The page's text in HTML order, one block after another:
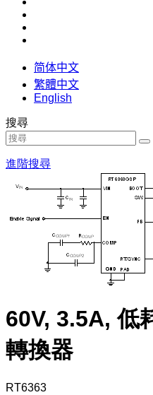
简体中文
繁體中文
English
搜尋
進階搜尋
60V, 3.5A, 低
轉換器
RT6363